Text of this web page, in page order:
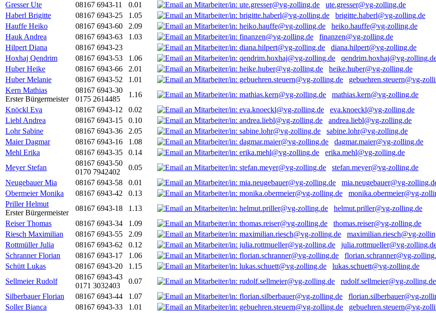
Gresser Ute
08167 6943-11 0.01
ute.gresser@vg-zolling.de
Haberl Brigitte
08167 6943-25 1.05
brigitte.haberl@vg-zolling.de
Hauffe Heiko
08167 6943-60 2.09
heiko.hauffe@vg-zolling.de
Hauk Andrea
08167 6943-63 1.03
finanzen@vg-zolling.de
Hilpert Diana
08167 6943-23
diana.hilpert@vg-zolling.de
Hoxhaj Qendrim
08167 6943-53 1.06
qendrim.hoxhaj@vg-
Huber Heike
08167 6943-66 2.01
heike.huber@vg-zolling.de
Huber Melanie
08167 6943-52 1.01
gebuehren.steuern@vg-
Kern Mathias
Erster Bürgermeister
08167 6943-30
0175 2614485
1.16
mathias.kern@vg-zolling.de
Knöckl Eva
08167 6943-12 0.02
eva.knoeckl@vg-zolling.de
Liebl Andrea
08167 6943-15 0.10
andrea.liebl@vg-zolling.de
Lohr Sabine
08167 6943-36 2.05
sabine.lohr@vg-zolling.de
Maier Dagmar
08167 6943-16 1.08
dagmar.maier@vg-zolling.de
Mehl Erika
08167 6943-35 0.14
erika.mehl@vg-zolling.de
Meyer Stefan
08167 6943-50
0170 7942402
0.05
stefan.meyer@vg-zolling.de
Neugebauer Mia
08167 6943-58 0.01
mia.neugebauer@vg-
Obermeier Monika
08167 6943-42 0.13
monika.obermeier@vg-
Priller Helmut
Erster Bürgermeister
08167 6943-18 1.13
helmut.priller@vg-zolling.de
Reiser Thomas
08167 6943-34 1.09
thomas.reiser@vg-zolling.de
Riesch Maximilian
08167 6943-55 2.09
maximilian.riesch@vg-
Rottmüller Julia
08167 6943-62 0.12
julia.rottmueller@vg-
Schranner Florian
08167 6943-17 1.06
florian.schranner@vg-
Schütt Lukas
08167 6943-20 1.15
lukas.schuett@vg-zolling.de
Sellmeier Rudolf
08167 6943-43
0171 3032403
0.07
rudolf.sellmeier@vg-zolling.de
Silberbauer Florian
08167 6943-44 1.07
florian.silberbauer@vg-
Soller Bianca
08167 6943-33 1.01
gebuehren.steuern@vg-